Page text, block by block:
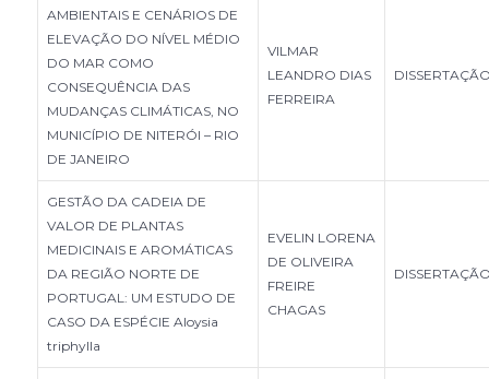
AMBIENTAIS E CENÁRIOS DE
ELEVAÇÃO DO NÍVEL MÉDIO
DO MAR COMO
CONSEQUÊNCIA DAS
MUDANÇAS CLIMÁTICAS, NO
MUNICÍPIO DE NITERÓI – RIO
DE JANEIRO
VILMAR
LEANDRO DIAS
FERREIRA
GESTÃO DA CADEIA DE
VALOR DE PLANTAS
MEDICINAIS E AROMÁTICAS
DA REGIÃO NORTE DE
PORTUGAL: UM ESTUDO DE
CASO DA ESPÉCIE Aloysia
triphylla
EVELIN LORENA
DE OLIVEIRA
FREIRE
CHAGAS